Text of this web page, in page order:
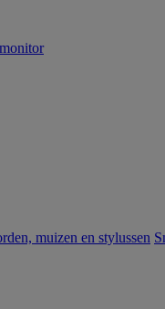
muizen en stylussen